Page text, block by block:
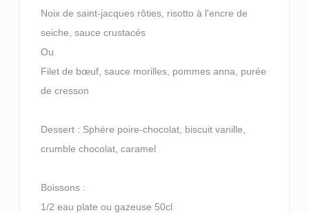
Noix de saint-jacques rôties, risotto à l'encre de
seiche, sauce crustacés
Ou
Filet de bœuf, sauce morilles, pommes anna, purée
de cresson
Dessert : Sphère poire-chocolat, biscuit vanille,
crumble chocolat, caramel
Boissons :
1/2 eau plate ou gazeuse 50cl